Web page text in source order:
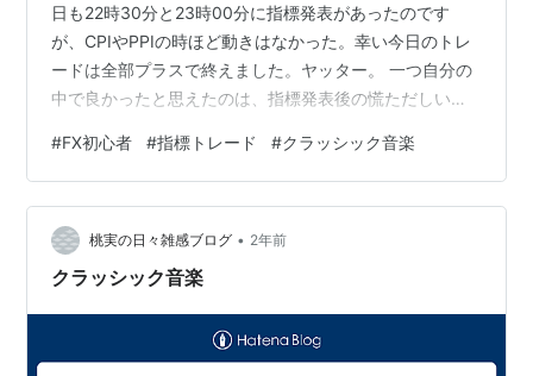
日も22時30分と23時00分に指標発表があったのです
が、CPIやPPIの時ほど動きはなかった。幸い今日のトレ
ードは全部プラスで終えました。ヤッター。 一つ自分の
中で良かったと思えたのは、指標発表後の慌ただしい上
と。昨日はそう思えずに利益を大きく減らしてしまった
から、資金を増やしていくためにこの慎重な感覚を当分
は維持していこう。 ＜今日の日記＞ 最近いろんなことに
目移りがして忙しいのですが、その一つがクラッシック
音楽で、いろんな作曲家の代表曲紹介動画を見たり、じ
#FX初心者 #指標トレード #クラッシック音楽
桃実の日々雑感ブログ • 2年前
クラッシック音楽